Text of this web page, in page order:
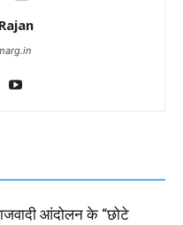
आंदोलन के “छोटे